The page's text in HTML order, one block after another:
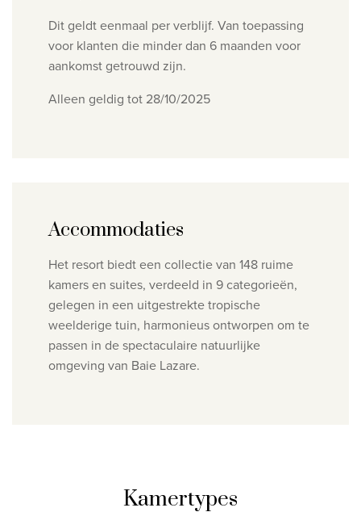
Dit geldt eenmaal per verblijf. Van toepassing
voor klanten die minder dan 6 maanden voor
aankomst getrouwd zijn.
Alleen geldig tot 28/10/2025
Accommodaties
Het resort biedt een collectie van 148 ruime
kamers en suites, verdeeld in 9 categorieën,
gelegen in een uitgestrekte tropische
weelderige tuin, harmonieus ontworpen om te
passen in de spectaculaire natuurlijke
omgeving van Baie Lazare.
Kamertypes